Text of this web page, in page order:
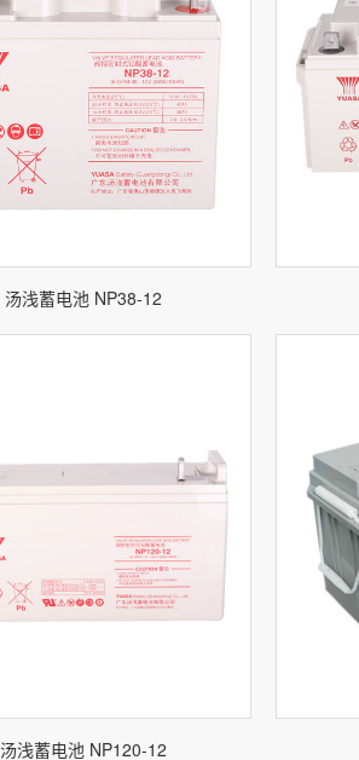
汤浅蓄电池 NP38-12
汤浅蓄电池 NP120-12